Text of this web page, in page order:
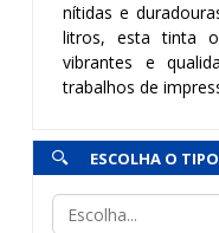
nítidas e
litros, esta tinta
vibrantes e
trabalhos de
ESCOLHA O TIPO